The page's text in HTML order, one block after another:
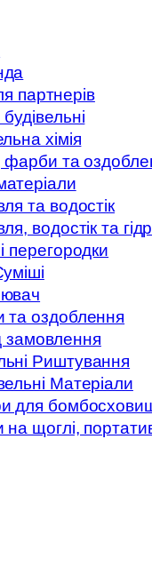
партнерів
хімія
фарби та
та водостік
водостік та
перегородки
та оздоблення
замовлення
Риштування
Матеріали
для
щоглі,